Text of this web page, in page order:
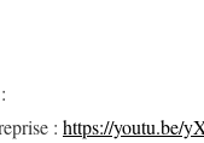
: https://youtu.be/